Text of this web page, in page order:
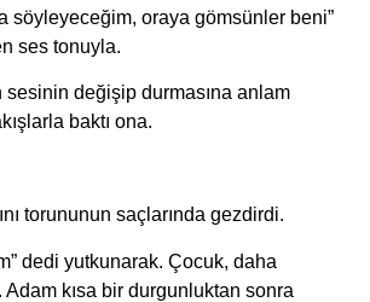
söyleyeceğim, oraya gömsünler beni”
ses tonuyla.
değişip durmasına anlam
baktı ona.
torununun saçlarında gezdirdi.
dedi yutkunarak. Çocuk, daha
Adam kısa bir durgunluktan sonra